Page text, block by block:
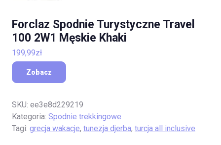
Forclaz Spodnie Turystyczne Travel
100 2W1 Męskie Khaki
199,99zł
Zobacz
SKU: ee3e8d229219
Kategoria: Spodnie trekkingowe
Tagi: grecja wakacje, tunezja djerba, turcja all inclusive